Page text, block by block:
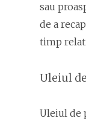
sau
de a
timp
Uleiul
Uleiul de